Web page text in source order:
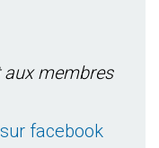
aux membres
facebook